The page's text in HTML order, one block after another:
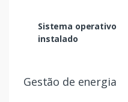
Sistema operativo
instalado
Gestão de energia